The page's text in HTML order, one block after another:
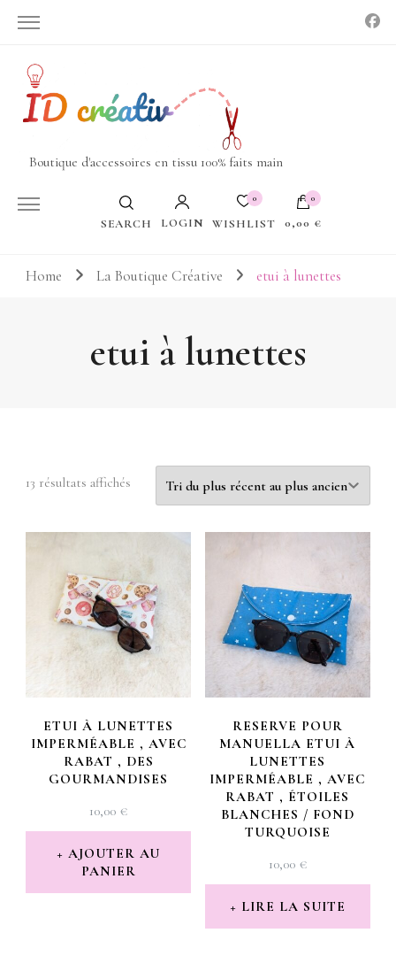
Boutique d'accessoires en tissu 100% faits main
SEARCH LOGIN
0
WISHLIST
0
0,00 €
Votre panier est vide.
Home La Boutique Créative etui à lunettes
etui à lunettes
13 résultats affichés
au
plus
ancien
ETUI À LUNETTES
IMPERMÉABLE , AVEC
RABAT , DES
GOURMANDISES
10,00 €
AJOUTER AU
PANIER
RESERVE POUR
MANUELLA ETUI À
LUNETTES
IMPERMÉABLE , AVEC
RABAT , ÉTOILES
BLANCHES / FOND
TURQUOISE
10,00 €
LIRE LA SUITE